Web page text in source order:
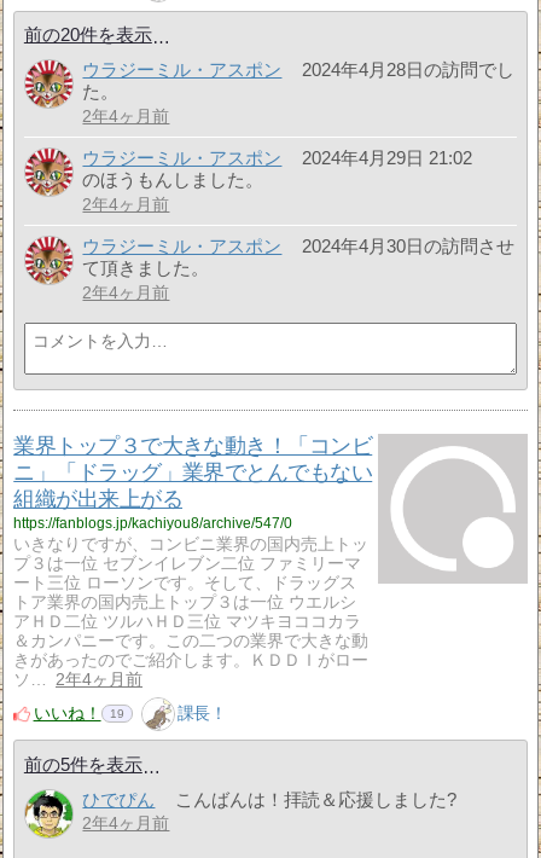
前の20件を表示
ウラジーミル・アスポン
2024年4月28日の訪問でし
た。
2年4ヶ月前
ウラジーミル・アスポン
2024年4月29日 21:02
のほうもんしました。
2年4ヶ月前
ウラジーミル・アスポン
2024年4月30日の訪問させ
て頂きました。
2年4ヶ月前
業界トップ３で大きな動き！「コンビ
ニ」「ドラッグ」業界でとんでもない
組織が出来上がる
https://fanblogs.jp/kachiyou8/archive/547/0
いきなりですが、コンビニ業界の国内売上トッ
プ３は一位 セブンイレブン二位 ファミリーマ
ート三位 ローソンです。そして、ドラッグス
トア業界の国内売上トップ３は一位 ウエルシ
アＨＤ二位 ツルハＨＤ三位 マツキヨココカラ
＆カンパニーです。この二つの業界で大きな動
きがあったのでご紹介します。ＫＤＤＩがロー
ソ…
2年4ヶ月前
いいね！
19 課長！
前の5件を表示
ひでぴん
こんばんは！拝読＆応援しました?
2年4ヶ月前